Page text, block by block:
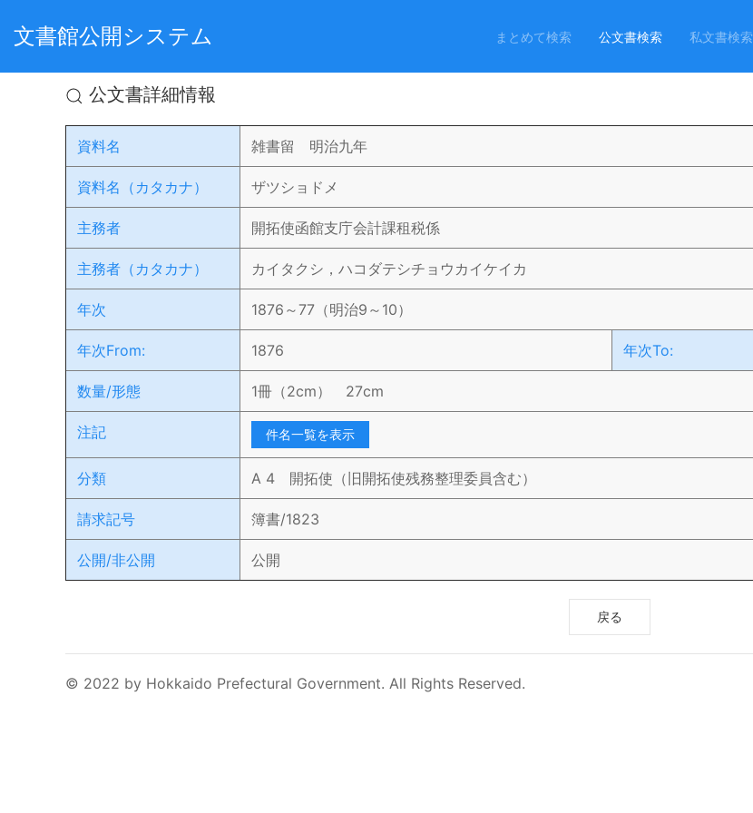
文書館公開システム まとめて検索 公文書検索 私文書検索
公文書詳細情報
資料名 雑書留 明治九年
資料名（カタカナ） ザツショドメ
主務者 開拓使函館支庁会計課租税係
主務者（カタカナ） カイタクシ，ハコダテシチョウカイケイカ
年次 1876～77（明治9～10）
年次From: 1876 年次To:
数量/形態 1冊（2cm） 27cm
注記 件名一覧を表示
分類 A 4 開拓使（旧開拓使残務整理委員含む）
請求記号 簿書/1823
公開/非公開 公開
戻る
© 2022 by Hokkaido Prefectural Government. All Rights Reserved.